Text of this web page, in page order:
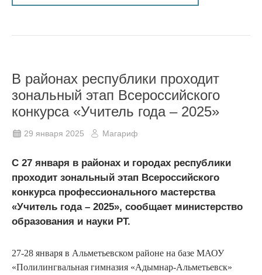
В районах республики проходит
зональный этап Всероссийского
конкурса «Учитель года – 2025»
29 января 2025 Магариф
С 27 января в районах и городах республики
проходит зональный этап Всероссийского
конкурса профессионального мастерства
«Учитель года – 2025», сообщает министерство
образования и науки РТ.
27-28 января в Альметьевском районе на базе МАОУ
«Полилингвальная гимназия «Адымнар-Альметьевск»